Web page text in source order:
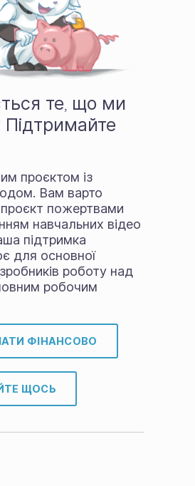
те, що ми
проєктом із
Вам варто
пожертвами
навчальних відео
підтримка
для основної
роботу над
робочим
ФІНАНСОВО
ЩОСЬ